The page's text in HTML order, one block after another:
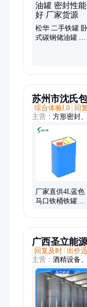
钢反应釜、高压
混合机、双锥混
耙式干燥机、流
松华 二手铁罐 卧
式碳钢储油罐 密
苏州市沈氏
综合体验L0
回
主营： 方形密封
金属包装桶、白
厂家直供4L蓝色
马口铁桶铁罐闭
广西圣立能
回复及时 出价
主营： 酒精设备
酒精设备、玉米
糖蜜酒精生产设备